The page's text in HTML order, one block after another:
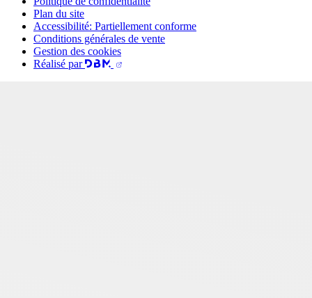
Plan du site
Accessibilité: Partiellement conforme
Conditions générales de vente
Gestion des cookies
Réalisé par